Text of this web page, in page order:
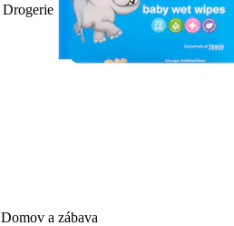
Drogerie
Domov a zábava